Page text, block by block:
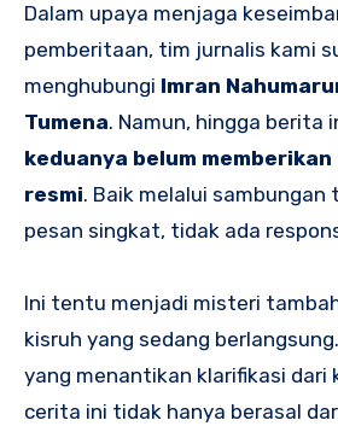
Dalam upaya menjaga
pemberitaan, tim jurnalis kami
menghubungi Imran
Tumena. Namun, hingga berita
keduanya belum
resmi. Baik melalui sambungan
pesan singkat, tidak ada
Ini tentu menjadi misteri
kisruh yang sedang
yang menantikan klarifikasi dari
cerita ini tidak hanya berasal